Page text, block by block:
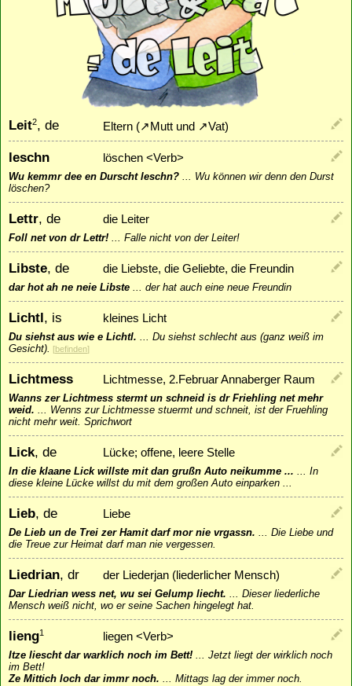
Leit2, de Eltern (↗ Mutt und ↗Vat)
leschn löschen <Verb>
Wu kemmr dee en Durscht leschn? ... Wu können wir denn den Durst
löschen?
Lettr, de die Leiter
Foll net von dr Lettr! ... Falle nicht von der Leiter!
Libste, de die Liebste, die Geliebte, die Freundin
dar hot ah ne neie Libste ... der hat auch eine neue Freundin
Lichtl, is kleines Licht
Du siehst aus wie e Lichtl. ... Du siehst schlecht aus (ganz weiß im
Gesicht). [befinden]
Lichtmess Lichtmesse, 2.Februar Annaberger Raum
Wanns zer Lichtmess stermt un schneid is dr Friehling net mehr
weid. ... Wenns zur Lichtmesse stuermt und schneit, ist der Fruehling
nicht mehr weit. Sprichwort
Lick, de Lücke; offene, leere Stelle
In die klaane Lick willste mit dan grußn Auto neikumme ... ... In
diese kleine Lücke willst du mit dem großen Auto einparken ...
Lieb, de Liebe
De Lieb un de Trei zer Hamit darf mor nie vrgassn. ... Die Liebe und
die Treue zur Heimat darf man nie vergessen.
Liedrian, dr der Liederjan (liederlicher Mensch)
Dar Liedrian wess net, wu sei Gelump liecht. ... Dieser liederliche
Mensch weiß nicht, wo er seine Sachen hingelegt hat.
lieng1 liegen <Verb>
Itze liescht dar warklich noch im Bett! ... Jetzt liegt der wirklich noch
im Bett!
Ze Mittich loch dar immr noch. ... Mittags lag der immer noch.